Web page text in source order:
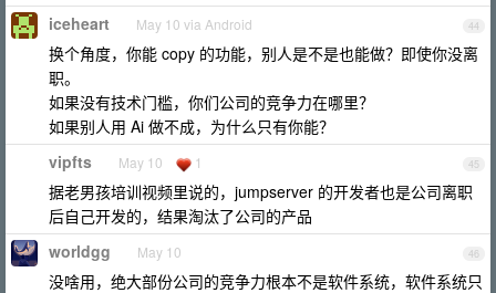
44
iceheart May 10 via Android
换个角度，你能 copy 的功能，别人是不是也能做？即使你没离
职。
如果没有技术门槛，你们公司的竞争力在哪里？
如果别人用 Ai 做不成，为什么只有你能？
45
vipfts May 10 1
据老男孩培训视频里说的，jumpserver 的开发者也是公司离职
后自己开发的，结果淘汰了公司的产品
46
worldgg May 10
没啥用，绝大部份公司的竞争力根本不是软件系统，软件系统只